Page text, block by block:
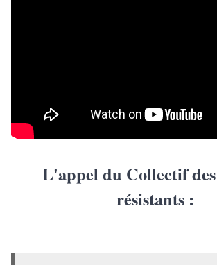
L'appel du Collectif
résistants :